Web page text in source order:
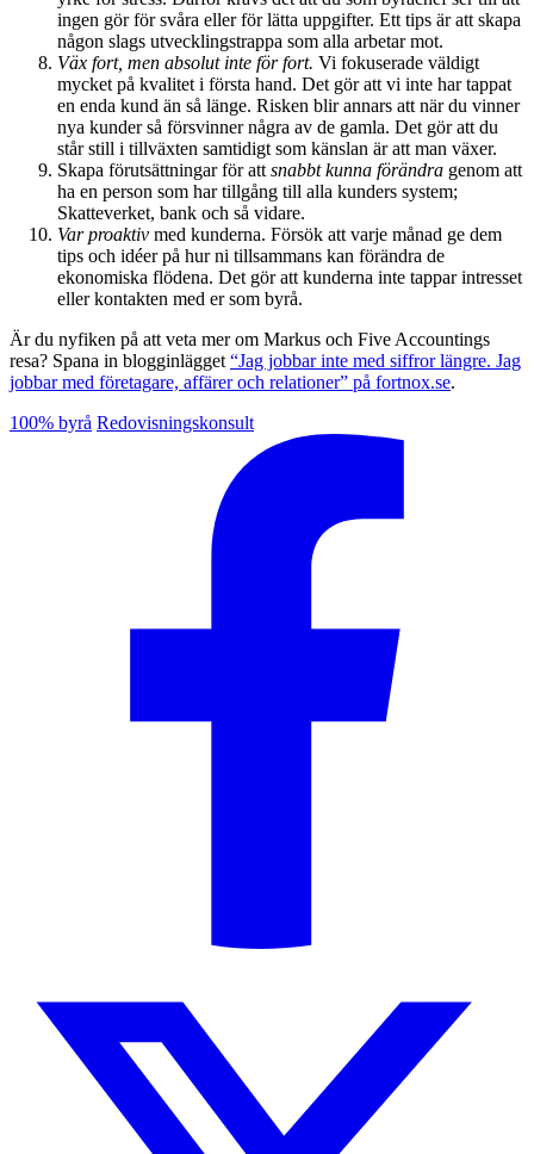
ingen gör för svåra eller för lätta uppgifter. Ett tips är att skapa
någon slags utvecklingstrappa som alla arbetar mot.
Väx fort, men absolut inte för fort. Vi fokuserade väldigt
mycket på kvalitet i första hand. Det gör att vi inte har tappat
en enda kund än så länge. Risken blir annars att när du vinner
nya kunder så försvinner några av de gamla. Det gör att du
står still i tillväxten samtidigt som känslan är att man växer.
Skapa förutsättningar för att snabbt kunna förändra genom att
ha en person som har tillgång till alla kunders system;
Skatteverket, bank och så vidare.
Var proaktiv med kunderna. Försök att varje månad ge dem
tips och idéer på hur ni tillsammans kan förändra de
ekonomiska flödena. Det gör att kunderna inte tappar intresset
eller kontakten med er som byrå.
Är du nyfiken på att veta mer om Markus och Five Accountings
resa? Spana in blogginlägget “Jag jobbar inte med siffror längre. Jag
jobbar med företagare, affärer och relationer” på fortnox.se.
100% byrå Redovisningskonsult